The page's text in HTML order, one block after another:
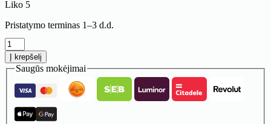
Liko 5
Pristatymo terminas 1–3 d.d.
produkto
kiekis:
Priemonė
nuo
dumblių
Oase
PhosLess
(papildymas)
Į krepšelį
Saugūs mokėjimai